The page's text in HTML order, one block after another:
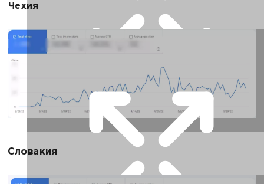
Чехия
Словакия